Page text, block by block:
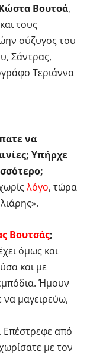
Βουτσά,
τους
σύζυγος του
Σάντρας,
Τεριάννα
να
Υπήρχε
λόγο, τώρα
Βουτσάς;
όμως και
και με
Ήμουν
να μαγειρεύω,
Επέστρεφε από
με τον